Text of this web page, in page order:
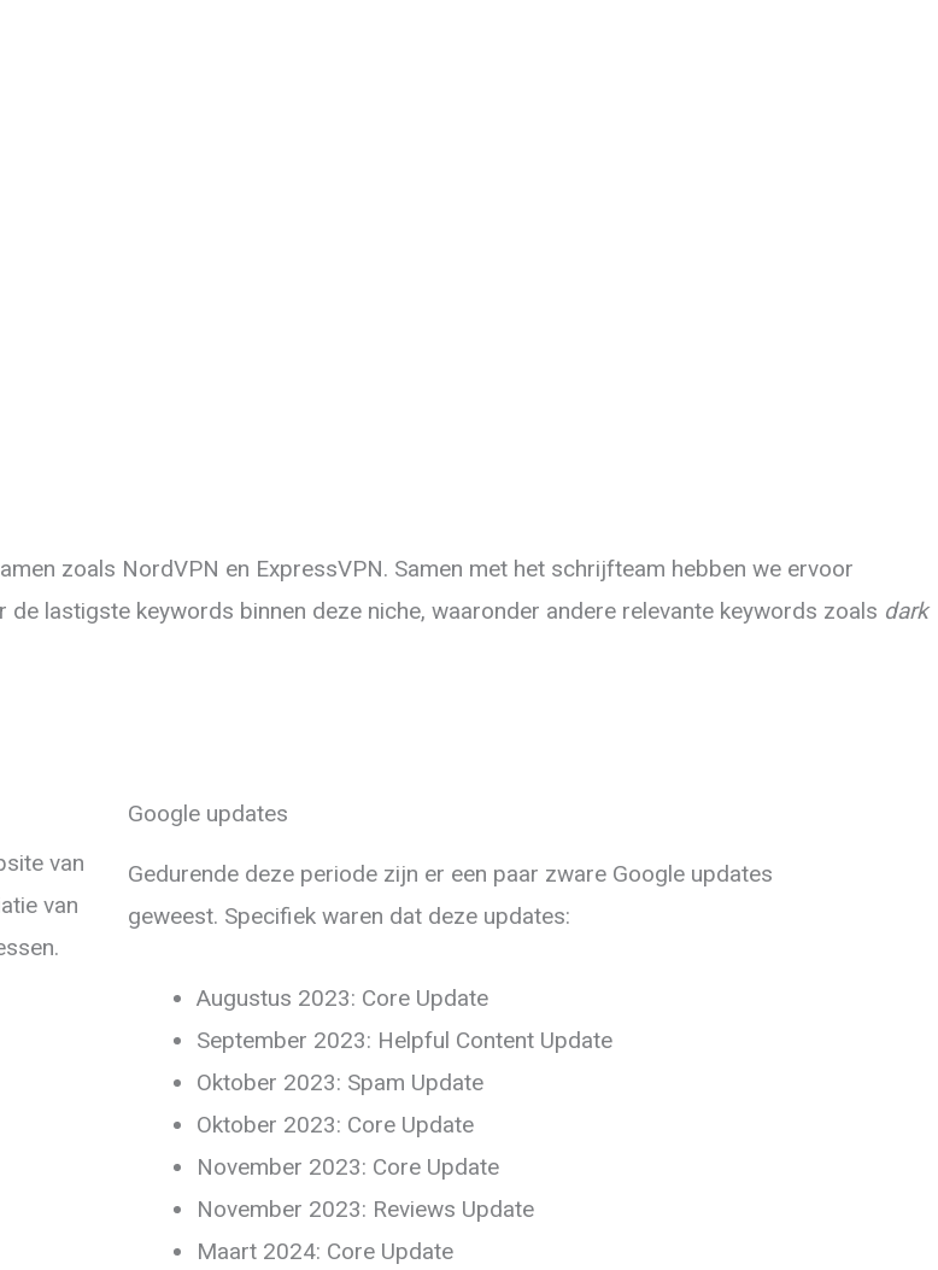
zoals NordVPN en ExpressVPN. Samen met het schrijfteam hebben we ervoor
lastigste keywords binnen deze niche, waaronder andere relevante keywords zoals dark
van
van
Google updates
Gedurende deze periode zijn er een paar zware Google updates
geweest. Specifiek waren dat deze updates:
Augustus 2023: Core Update
September 2023: Helpful Content Update
Oktober 2023: Spam Update
Oktober 2023: Core Update
November 2023: Core Update
November 2023: Reviews Update
Maart 2024: Core Update